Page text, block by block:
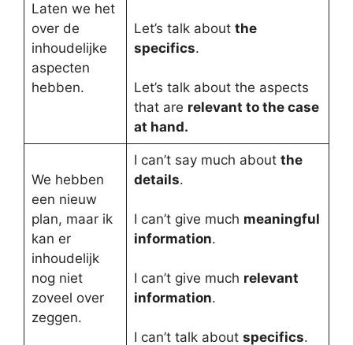
Laten we het
over de
inhoudelijke
aspecten
hebben.
Let’s talk about the
specifics.
Let’s talk about the aspects
that are relevant to the case
at hand.
We hebben
een nieuw
plan, maar ik
kan er
inhoudelijk
nog niet
zoveel over
zeggen.
I can’t say much about the
details.
I can’t give much meaningful
information.
I can’t give much relevant
information.
I can’t talk about specifics.